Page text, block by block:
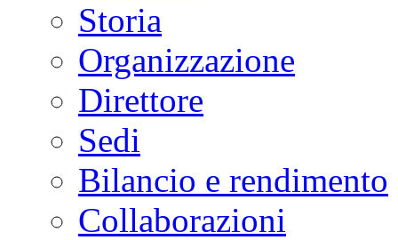
Storia
Organizzazione
Direttore
Sedi
Bilancio e rendimento
Collaborazioni